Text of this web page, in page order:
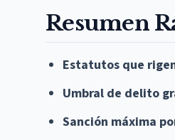
Resumen
Estatutos que
Umbral de delito
Sanción máxima